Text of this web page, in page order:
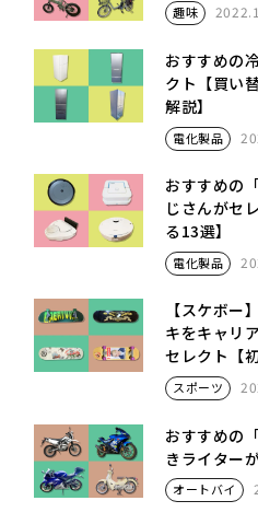
趣味
おすすめの
クト【買い
解説】
電化製品
おすすめの
じさんがセ
る13選】
電化製品
【スケボー
キをキャリ
セレクト【
スポーツ
おすすめの
きライター
オートバイ